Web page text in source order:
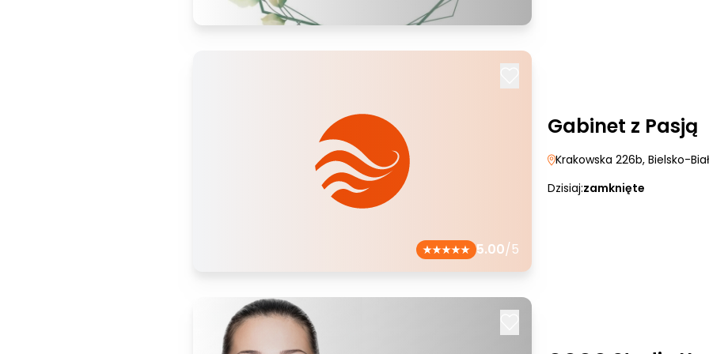
5.00/5
Gabinet z Pasją
Krakowska 226b, Bielsko-
Dzisiaj:zamknięte